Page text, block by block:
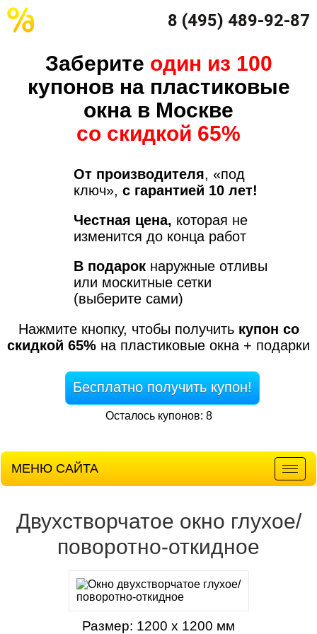
8 (495) 489-92-87
Заберите один из 100
купонов на пластиковые
окна в Москве
со скидкой 65%
От производителя, «под
ключ», с гарантией 10 лет!
Честная цена, которая не
изменится до конца работ
В подарок наружные отливы
или москитные сетки
(выберите сами)
Нажмите кнопку, чтобы получить купон со
скидкой 65% на пластиковые окна + подарки
Бесплатно получить купон!
Осталось купонов: 8
МЕНЮ САЙТА
Двухстворчатое окно глухое/
поворотно-откидное
Размер: 1200 х 1200 мм